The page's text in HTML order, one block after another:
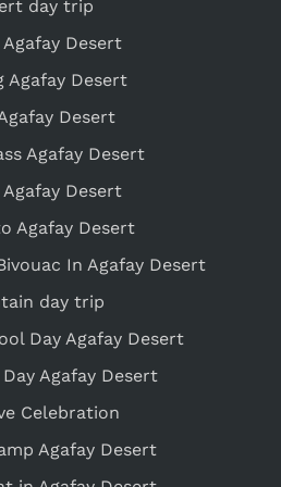
day trip
Agafay Desert
Agafay Desert
Desert
Agafay Desert
Desert
Agafay Desert
In Agafay Desert
day trip
Day Agafay Desert
Agafay Desert
Celebration
Agafay Desert